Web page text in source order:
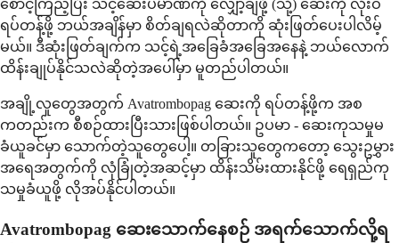
စောင့်ကြည့်ပြီး သင့်ဆေးပမာဏကို လျှော့ချဖို့ (သို့) ဆေးကို လုံးဝ
ရပ်တန့်ဖို့ ဘယ်အချိန်မှာ စိတ်ချရလဲဆိုတာကို ဆုံးဖြတ်ပေးပါလိမ့်
မယ်။ ဒီဆုံးဖြတ်ချက်က သင့်ရဲ့အခြေခံအခြေအနေနဲ့ ဘယ်လောက်
ထိန်းချုပ်နိုင်သလဲဆိုတဲ့အပေါ်မှာ မူတည်ပါတယ်။
အချို့လူတွေအတွက် Avatrombopag ဆေးကို ရပ်တန့်ဖို့က အစ
ကတည်းက စီစဉ်ထားပြီးသားဖြစ်ပါတယ်။ ဥပမာ - ဆေးကုသမှုမ
ခံယူခင်မှာ သောက်တဲ့သူတွေပေါ့။ တခြားသူတွေကတော့ သွေးဥမွှား
အရေအတွက်ကို လုံခြုံတဲ့အဆင့်မှာ ထိန်းသိမ်းထားနိုင်ဖို့ ရေရှည်ကု
သမှုခံယူဖို့ လိုအပ်နိုင်ပါတယ်။
Avatrombopag ဆေးသောက်နေစဉ် အရက်သောက်လို့ရ